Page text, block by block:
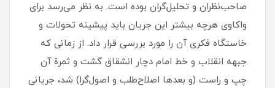
صاحب‌نظران و تحلیل‌گران بوده است. به نظر می‌رسد برای
واکاوی هرچه بیشتر این جریان باید پیشینه تحولات و
خاستگاه فکری آن را مورد بررسی قرار داد. از زمانی که
جبهه انقلاب و خط امام دچار انشقاق گشت و ثمرة آن
چپ و راست (و بعدها اصلاح‌طلب و اصول‌گرا) شد، جریانی